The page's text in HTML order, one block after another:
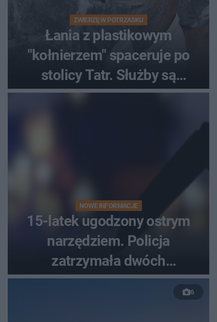
ZWIERZĘ W POTRZASKU
Łania z plastikowym
"kołnierzem" spaceruje po
stolicy Tatr. Służby są
bezradne
NOWE INFORMACJE
15-latek ugodzony ostrym
narzędziem. Policja
zatrzymała dwóch
nastolatków
6